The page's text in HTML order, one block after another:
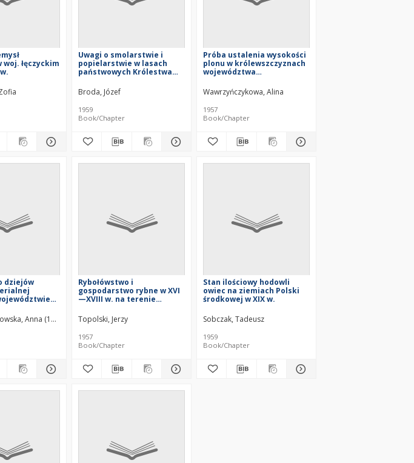
woj. łęczyckim
Uwagi o smolarstwie i
popielarstwie w lasach
państwowych Królestwa
Broda, Józef
1959
Book/Chapter
Próba ustalenia wysokości
plonu w królewszczyznach
województwa
połowie XVI i początkach
XVII wieku
Wawrzyńczykowa, Alina
1957
Book/Chapter
dziejów
XVI w.Anna (1920–2012)
Rybołówstwo i
gospodarstwo rybne w XVI
—XVIII w. na terenie
arcybiskupstwa
gnieźnieńskiego
Topolski, Jerzy
1957
Book/Chapter
Stan ilościowy hodowli
owiec na ziemiach Polski
środkowej w XIX w.
Sobczak, Tadeusz
1959
Book/Chapter